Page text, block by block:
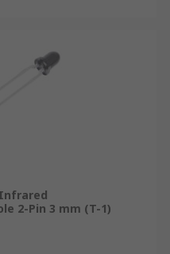
Infrared
2-Pin 3 mm (T-1)